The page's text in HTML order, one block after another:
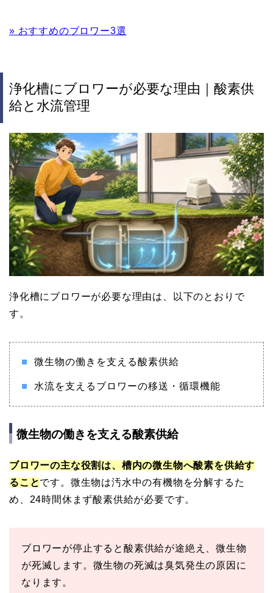
» おすすめのブロワー3選
浄化槽にブロワーが必要な理由｜酸素供
給と水流管理
浄化槽にブロワーが必要な理由は、以下のとおりで
す。
微生物の働きを支える酸素供給
水流を支えるブロワーの移送・循環機能
微生物の働きを支える酸素供給
ブロワーの主な役割は、槽内の微生物へ酸素を供給す
ることです。微生物は汚水中の有機物を分解するた
め、24時間休まず酸素供給が必要です。
ブロワーが停止すると酸素供給が途絶え、微生物
が死滅します。微生物の死滅は臭気発生の原因に
なります。